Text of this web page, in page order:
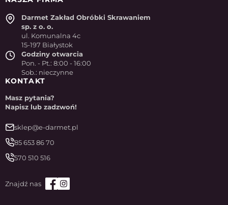
Darmet Zakład Obróbki Skrawaniem
sp. z o. o.
ul. Komunalna 4c
15-197 Białystok
Godziny otwarcia
Pon. - Pt.: 8:00 - 16:00
Sob.: nieczynne
KONTAKT
Masz pytania?
Napisz lub zadzwoń!
sklep@e-darmet.pl
85 653 86 70
570 510 516